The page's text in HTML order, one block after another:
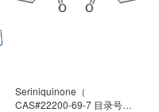
Seriniquinone（
CAS#22200-69-7 目录号